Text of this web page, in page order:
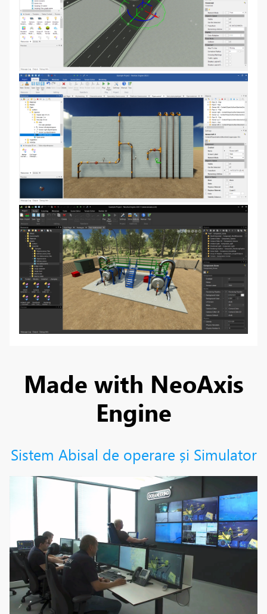
Made with NeoAxis
Engine
Sistem Abisal de operare și Simulator